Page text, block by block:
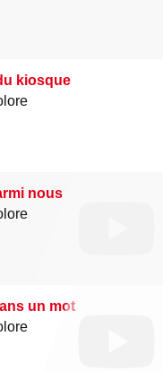
kiosque
nous
un mot